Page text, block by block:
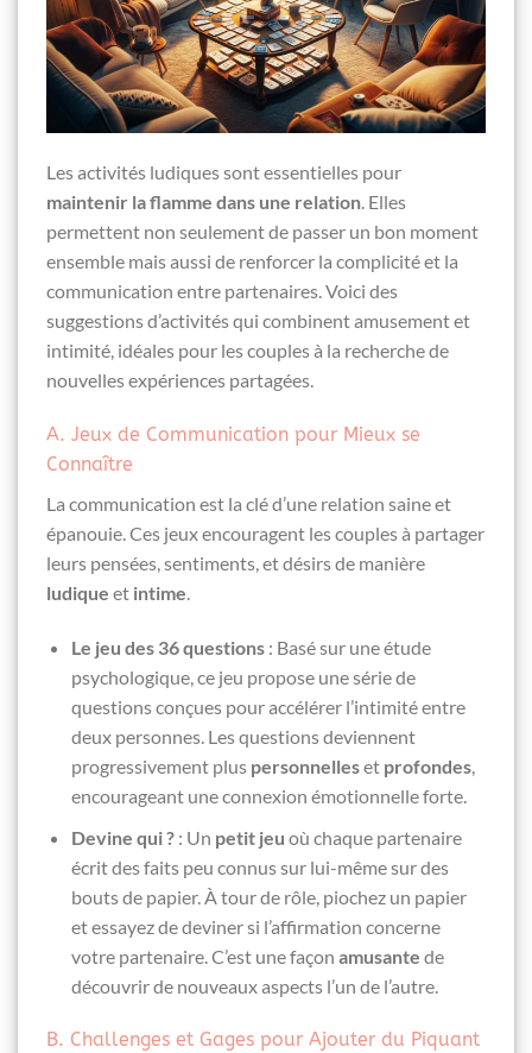
Les activités ludiques sont essentielles pour
maintenir la flamme dans une relation. Elles
permettent non seulement de passer un bon moment
ensemble mais aussi de renforcer la complicité et la
communication entre partenaires. Voici des
suggestions d’activités qui combinent amusement et
intimité, idéales pour les couples à la recherche de
nouvelles expériences partagées.
A. Jeux de Communication pour Mieux se
Connaître
La communication est la clé d’une relation saine et
épanouie. Ces jeux encouragent les couples à partager
leurs pensées, sentiments, et désirs de manière
ludique et intime.
Le jeu des 36 questions: Basé sur une étude
psychologique, ce jeu propose une série de
questions conçues pour accélérer l’intimité entre
deux personnes. Les questions deviennent
progressivement plus personnelleset profondes,
encourageant une connexion émotionnelle forte.
Devine qui ?: Un petit jeu où chaque partenaire
écrit des faits peu connus sur lui-même sur des
bouts de papier. À tour de rôle, piochez un papier
et essayez de deviner si l’affirmation concerne
votre partenaire. C’est une façon amusante de
découvrir de nouveaux aspects l’un de l’autre.
B. Challenges et Gages pour Ajouter du Piquant